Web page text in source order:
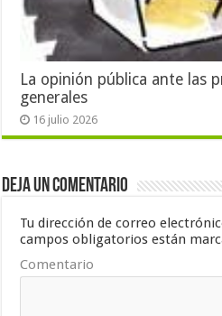
La opinión pública ante las
generales
16 julio 2026
Deja un comentario
Tu dirección de correo
campos obligatorios están
Comentario